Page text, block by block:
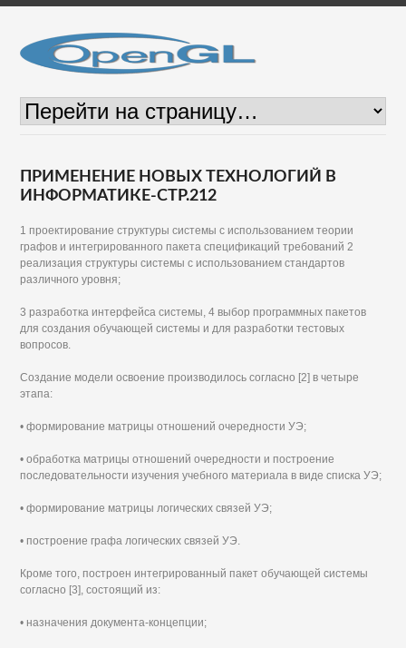
ПРИМЕНЕНИЕ НОВЫХ ТЕХНОЛОГИЙ В
ИНФОРМАТИКЕ-СТР.212
1 проектирование структуры системы с использованием теории
графов и интегрированного пакета спецификаций требований 2
реализация структуры системы с использованием стандартов
различного уровня;
3 разработка интерфейса системы, 4 выбор программных пакетов
для создания обучающей системы и для разработки тестовых
вопросов.
Создание модели освоение производилось согласно [2] в четыре
этапа:
• формирование матрицы отношений очередности УЭ;
• обработка матрицы отношений очередности и построение
последовательности изучения учебного материала в виде списка УЭ;
• формирование матрицы логических связей УЭ;
• построение графа логических связей УЭ.
Кроме того, построен интегрированный пакет обучающей системы
согласно [3], состоящий из:
• назначения документа-концепции;